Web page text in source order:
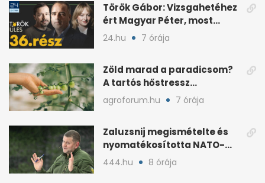
Török Gábor: Vizsgahetéhez
ért Magyar Péter, most
minden róla szól
24.hu 7 órája
Zöld marad a paradicsom?
A tartós hőstressz
késleltetheti az érést
agroforum.hu 7 órája
Zaluzsnij megismételte és
nyomatékosította NATO-
kritikáját
444.hu 8 órája